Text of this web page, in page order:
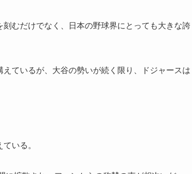
むだけでなく、日本の野球界にとっても大きな誇
ているが、大谷の勢いが続く限り、ドジャースは
いる。